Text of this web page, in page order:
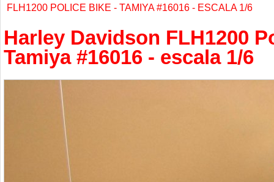
FLH1200 POLICE BIKE - TAMIYA #16016 - ESCALA 1/6
Harley Davidson FLH1200
Tamiya #16016 - escala 1/6